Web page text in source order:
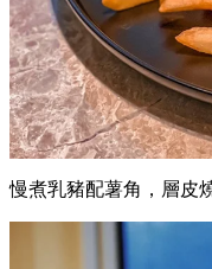
燒豬仔肋骨，肉質嫩滑